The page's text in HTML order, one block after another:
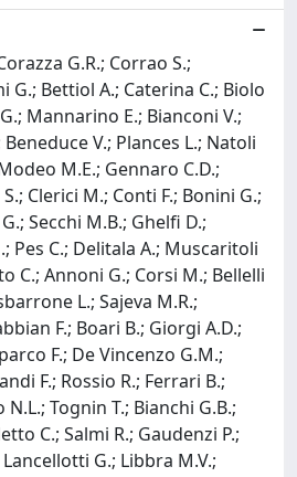
G.R.; Corrao S.;
G.; Bettiol A.; Caterina C.; Biolo
Mannarino E.; Bianconi V.;
V.; Plances L.; Natoli
M.E.; Gennaro C.D.;
Clerici M.; Conti F.; Bonini G.;
Secchi M.B.; Ghelfi D.;
Pes C.; Delitala A.; Muscaritoli
C.; Annoni G.; Corsi M.; Bellelli
L.; Sajeva M.R.;
F.; Boari B.; Giorgi A.D.;
F.; De Vincenzo G.M.;
F.; Rossio R.; Ferrari B.;
Tognin T.; Bianchi G.B.;
C.; Salmi R.; Gaudenzi P.;
G.; Libbra M.V.;